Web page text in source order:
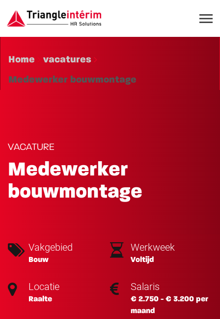
Home vacatures
Medewerker bouwmontage
VACATURE
Medewerker
bouwmontage
Vakgebied
Bouw
Werkweek
Voltijd
Locatie
Raalte
Salaris
€ 2.750 - € 3.200 per
maand